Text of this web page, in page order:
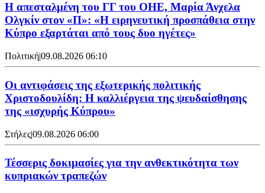
Η απεσταλμένη του ΓΓ του ΟΗΕ, Μαρία Άνχελα
Ολγκίν στον «Π»: «Η ειρηνευτική προσπάθεια στην
Κύπρο εξαρτάται από τους δυο ηγέτες»
Πολιτική|09.08.2026 06:10
Οι αντιφάσεις της εξωτερικής πολιτικής
Χριστοδουλίδη: Η καλλιέργεια της ψευδαίσθησης
της «ισχυρής Κύπρου»
Στήλες|09.08.2026 06:00
Τέσσερις δοκιμασίες για την ανθεκτικότητα των
κυπριακών τραπεζών